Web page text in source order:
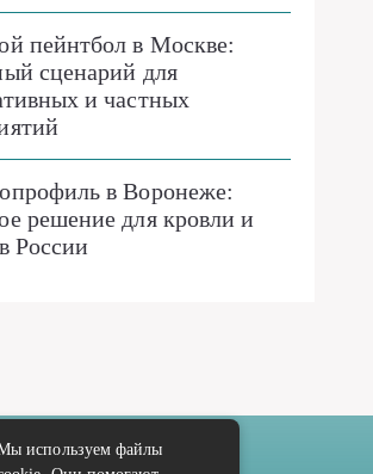
пейнтбол в Москве:
сценарий для
и частных
в Воронеже:
решение для кровли и
России
используем файлы